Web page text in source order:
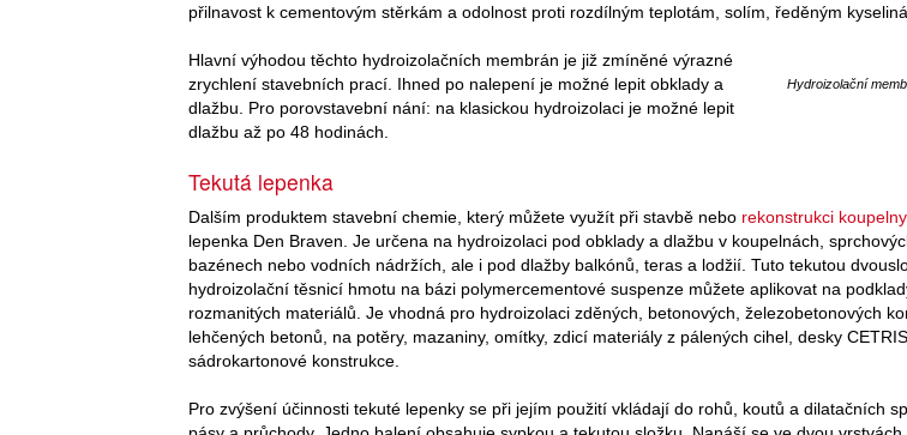
přilnavost k cementovým stěrkám a odolnost proti rozdílným teplotám, solím, ředěným
Hydroizolační
Hlavní výhodou těchto hydroizolačních membrán je již zmíněné výrazné
zrychlení stavebních prací. Ihned po nalepení je možné lepit obklady a
dlažbu. Pro porovstavební nání: na klasickou hydroizolaci je možné lepit
dlažbu až po 48 hodinách.
Tekutá lepenka
Dalším produktem stavební chemie, který můžete využít při stavbě nebo rekonstrukci koupelny
lepenka Den Braven. Je určena na hydroizolaci pod obklady a dlažbu v koupelnách,
bazénech nebo vodních nádržích, ale i pod dlažby balkónů, teras a lodžií. Tuto tekutou
hydroizolační těsnicí hmotu na bázi polymercementové suspenze můžete aplikovat na
rozmanitých materiálů. Je vhodná pro hydroizolaci zděných, betonových, železobetonových
lehčených betonů, na potěry, mazaniny, omítky, zdicí materiály z pálených cihel, desky
sádrokartonové konstrukce.
Pro zvýšení účinnosti tekuté lepenky se při jejím použití vkládají do rohů, koutů a dilatačních